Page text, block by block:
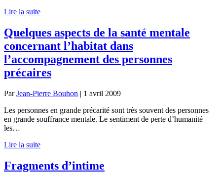
Lire la suite
Quelques aspects de la santé mentale
concernant l’habitat dans
l’accompagnement des personnes
précaires
ParJean-Pierre Bouhon | 1 avril 2009
Les personnes en grande précarité sont très souvent des personnes
en grande souffrance mentale. Le sentiment de perte d’humanité
les…
Lire la suite
Fragments d’intime